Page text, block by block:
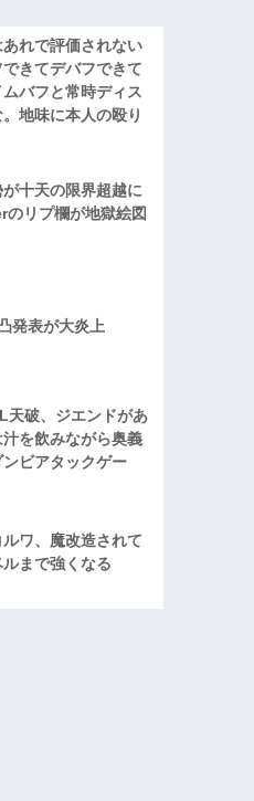
あれで評価されない
きてデバフできて
バフと常時ディス
地味に本人の殴り
が十天の限界超越に
リプ欄が地獄絵図
発表が大炎上
天破、ジエンドがあ
を飲みながら奥義
ビアタックゲー
ルワ、魔改造されて
まで強くなる